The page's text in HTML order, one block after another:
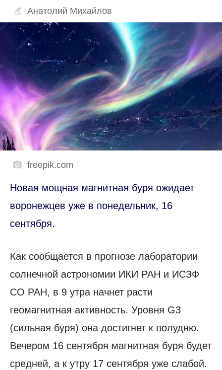
Анатолий Михайлов
freepik.com
Новая мощная магнитная буря ожидает
воронежцев уже в понедельник, 16
сентября.
Как сообщается в прогнозе лаборатории
солнечной астрономии ИКИ РАН и ИСЗФ
СО РАН, в 9 утра начнет расти
геомагнитная активность. Уровня G3
(сильная буря) она достигнет к полудню.
Вечером 16 сентября магнитная буря будет
средней, а к утру 17 сентября уже слабой.